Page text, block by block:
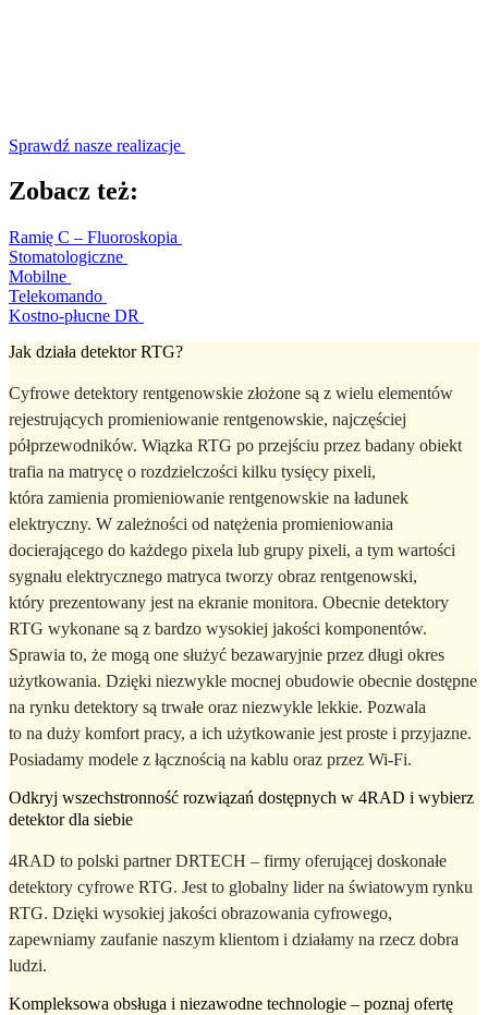
Sprawdź nasze realizacje
Zobacz też:
Ramię C – Fluoroskopia
Stomatologiczne
Mobilne
Telekomando
Kostno-płucne DR
Jak działa detektor RTG?
Cyfrowe detektory rentgenowskie złożone są z wielu elementów
rejestrujących promieniowanie rentgenowskie, najczęściej
półprzewodników. Wiązka RTG po przejściu przez badany obiekt
trafia na matrycę o rozdzielczości kilku tysięcy pixeli,
która zamienia promieniowanie rentgenowskie na ładunek
elektryczny. W zależności od natężenia promieniowania
docierającego do każdego pixela lub grupy pixeli, a tym wartości
sygnału elektrycznego matryca tworzy obraz rentgenowski,
który prezentowany jest na ekranie monitora. Obecnie detektory
RTG wykonane są z bardzo wysokiej jakości komponentów.
Sprawia to, że mogą one służyć bezawaryjnie przez długi okres
użytkowania. Dzięki niezwykle mocnej obudowie obecnie dostępne
na rynku detektory są trwałe oraz niezwykle lekkie. Pozwala
to na duży komfort pracy, a ich użytkowanie jest proste i przyjazne.
Posiadamy modele z łącznością na kablu oraz przez Wi-Fi.
Odkryj wszechstronność rozwiązań dostępnych w 4RAD i wybierz
detektor dla siebie
4RAD to polski partner DRTECH – firmy oferującej doskonałe
detektory cyfrowe RTG. Jest to globalny lider na światowym rynku
RTG. Dzięki wysokiej jakości obrazowania cyfrowego,
zapewniamy zaufanie naszym klientom i działamy na rzecz dobra
ludzi.
Kompleksowa obsługa i niezawodne technologie – poznaj ofertę